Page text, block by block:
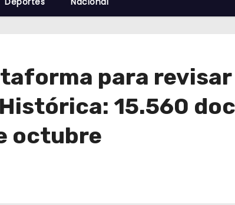
para revisar
15.560
octubre